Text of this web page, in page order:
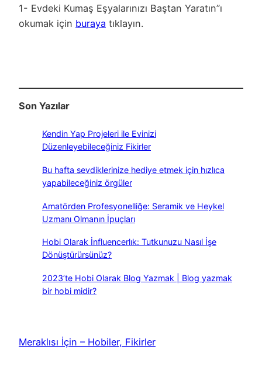
1- Evdeki Kumaş Eşyalarınızı Baştan Yaratın”ı
okumak için buraya tıklayın.
Son Yazılar
Kendin Yap Projeleri ile Evinizi
Düzenleyebileceğiniz Fikirler
Bu hafta sevdiklerinize hediye etmek için hızlıca
yapabileceğiniz örgüler
Amatörden Profesyonelliğe: Seramik ve Heykel
Uzmanı Olmanın İpuçları
Hobi Olarak İnfluencerlık: Tutkunuzu Nasıl İşe
Dönüştürürsünüz?
2023’te Hobi Olarak Blog Yazmak | Blog yazmak
bir hobi midir?
Meraklısı İçin – Hobiler, Fikirler